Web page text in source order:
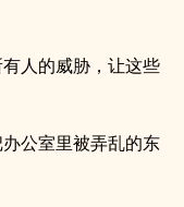
人的威胁，让这些
公室里被弄乱的东